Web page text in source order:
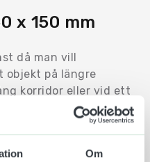
Om
x 150 mm
då man vill
objekt på längre
korridor eller vid ett
beständig och icke
båda sidor av